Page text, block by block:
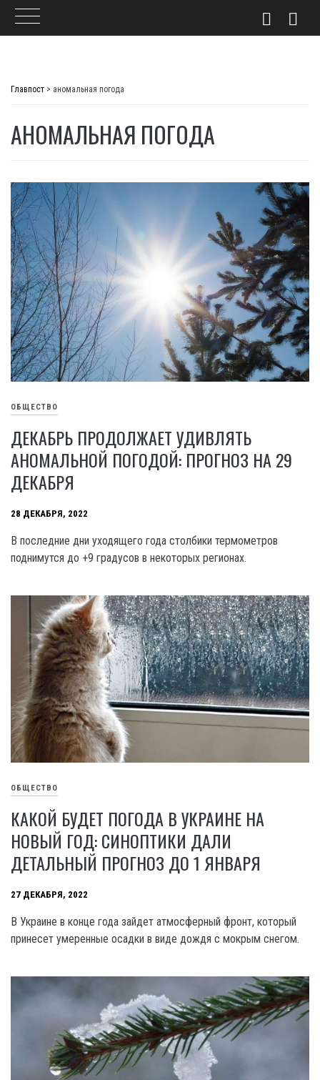
Главпост > аномальная погода
АНОМАЛЬНАЯ ПОГОДА
ОБЩЕСТВО
ДЕКАБРЬ ПРОДОЛЖАЕТ УДИВЛЯТЬ
АНОМАЛЬНОЙ ПОГОДОЙ: ПРОГНОЗ НА 29
ДЕКАБРЯ
28 ДЕКАБРЯ, 2022
В последние дни уходящего года столбики термометров
поднимутся до +9 градусов в некоторых регионах.
ОБЩЕСТВО
КАКОЙ БУДЕТ ПОГОДА В УКРАИНЕ НА
НОВЫЙ ГОД: СИНОПТИКИ ДАЛИ
ДЕТАЛЬНЫЙ ПРОГНОЗ ДО 1 ЯНВАРЯ
27 ДЕКАБРЯ, 2022
В Украине в конце года зайдет атмосферный фронт, который
принесет умеренные осадки в виде дождя с мокрым снегом.